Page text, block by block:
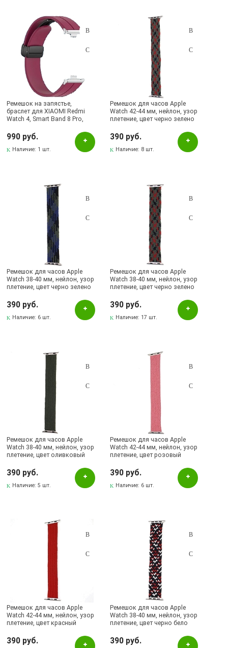
Бугульма, ул.Ленина, 145, ТЦ ЭССЕН
Бугульма, ул.Ленина, 2Б, ТД ТЕХНОПОЛИС
Бугульма, ул.Советская, 82
Бугульма, ул.Тукая, 70
Лениногорск, ул.Вахитова, 5, (АВТОВОКЗАЛ)
Лениногорск, ул.Гафиатуллина, 9, (ЦЕНТР)
Лениногорск, ул.Кутузова, 9А, (БРИЗ)
Ремешок на запястье,
браслет для XIAOMI Redmi
Watch 4, Smart Band 8 Pro,
990 руб.
Наличие: 1 шт.
Ремешок для часов Apple
Watch 42-44 мм, нейлон, узор
плетение, цвет черно зелено
390 руб.
Наличие: 8 шт.
Ремешок для часов Apple
Watch 38-40 мм, нейлон, узор
плетение, цвет черно зелено
390 руб.
Наличие: 6 шт.
Ремешок для часов Apple
Watch 38-40 мм, нейлон, узор
плетение, цвет черно зелено
390 руб.
Наличие: 17 шт.
Ремешок для часов Apple
Watch 38-40 мм, нейлон, узор
плетение, цвет оливковый
390 руб.
Наличие:5 шт.
Ремешок для часов Apple
Watch 42-44 мм, нейлон, узор
плетение, цвет розовый
390 руб.
Наличие: 6 шт.
Ремешок для часов Apple
Watch 42-44 мм, нейлон, узор
плетение, цвет красный
390 руб.
Ремешок для часов Apple
Watch 38-40 мм, нейлон, узор
плетение, цвет черно бело
390 руб.